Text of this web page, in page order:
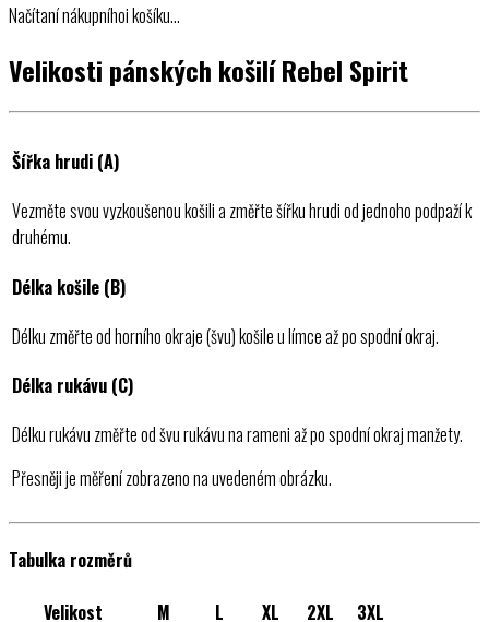
Načítaní nákupníhoi košíku…
Velikosti pánských košilí Rebel Spirit
Šířka hrudi (A)
Vezměte svou vyzkoušenou košili a změřte šířku hrudi od jednoho podpaží k
druhému.
Délka košile (B)
Délku změřte od horního okraje (švu) košile u límce až po spodní okraj.
Délka rukávu (C)
Délku rukávu změřte od švu rukávu na rameni až po spodní okraj manžety.
Přesněji je měření zobrazeno na uvedeném obrázku.
Tabulka rozměrů
Velikost M L XL 2XL
3XL